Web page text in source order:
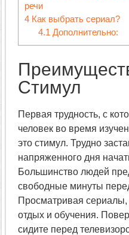
речи
4 Как выбрать сериал?
4.1 Дополнительно:
Стимул
Первая трудность, с
человек во время
это стимул. Трудно
напряженного дня
Большинство людей
свободные минуты
Просматривая
отдых и обучения.
сидите перед